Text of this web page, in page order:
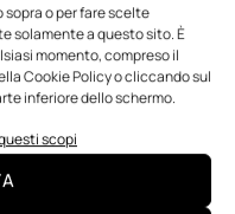
o per fare scelte
solamente a questo sito. È
momento, compreso il
Cookie Policy o cliccando sul
inferiore dello schermo.
scopisensori per i
da una pinza all’altra